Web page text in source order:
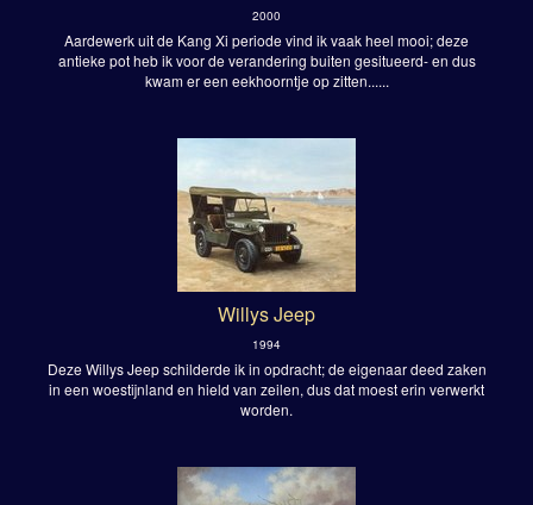
2000
Aardewerk uit de Kang Xi periode vind ik vaak heel mooi; deze
antieke pot heb ik voor de verandering buiten gesitueerd- en dus
kwam er een eekhoorntje op zitten......
Willys Jeep
1994
Deze Willys Jeep schilderde ik in opdracht; de eigenaar deed zaken
in een woestijnland en hield van zeilen, dus dat moest erin verwerkt
worden.